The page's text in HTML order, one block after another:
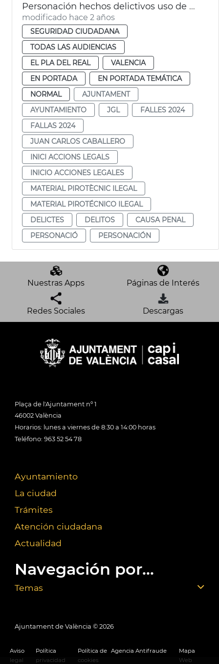
Personación hechos delictivos uso de material pirotécnico ilegal
modificado hace 2 años
SEGURIDAD CIUDADANA
TODAS LAS AUDIENCIAS
EL PLA DEL REAL
VALENCIA
EN PORTADA
EN PORTADA TEMÁTICA
NORMAL
AJUNTAMENT
AYUNTAMIENTO
JGL
FALLES 2024
FALLAS 2024
JUAN CARLOS CABALLERO
INICI ACCIONS LEGALS
INICIO ACCIONES LEGALES
MATERIAL PIROTÈCNIC ILEGAL
MATERIAL PIROTÉCNICO ILEGAL
DELICTES
DELITOS
CAUSA PENAL
PERSONACIÓ
PERSONACIÓN
Nuestras Apps Páginas de Interés
Redes Sociales Descargas
Plaça de l'Ajuntament nº 1
46002 València
Horarios: lunes a viernes de 8:30 a 14:00 horas
Teléfono: 963 52 54 78
Ayuntamiento
La ciudad
Trámites
Atención ciudadana
Actualidad
Navegación por...
Temas
Ajuntament de València © 2026
Aviso
legal
Política
privacidad
Política de
cookies
Agencia Antifraude
Mapa
Web